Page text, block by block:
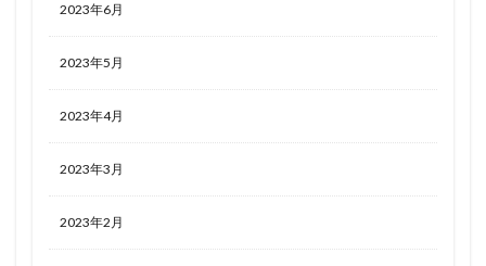
2023年6月
2023年5月
2023年4月
2023年3月
2023年2月